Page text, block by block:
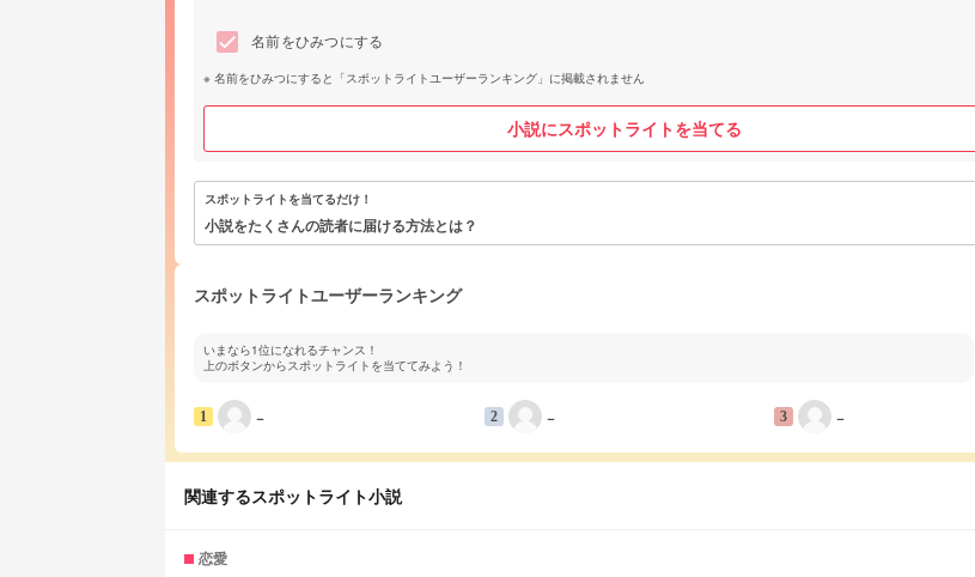
名前をひみつにする
名前をひみつにすると「スポットライトユーザーランキング」に掲載されません
小説にスポットライトを当てる
スポットライトを当てるだけ！
小説をたくさんの読者に届ける方法とは？
スポットライトユーザーランキング
いまなら1位になれるチャンス！
上のボタンからスポットライトを当ててみよう！
1 − 2 − 3 −
関連するスポットライト小説
恋愛